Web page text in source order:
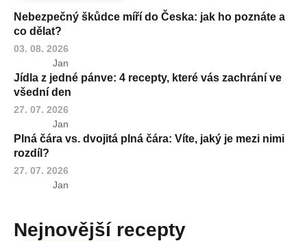
Nebezpečný škůdce míří do Česka: jak ho poznáte a
co dělat?
03. 08. 2026
Jan
Jídla z jedné pánve: 4 recepty, které vás zachrání ve
všední den
27. 07. 2026
Jan
Plná čára vs. dvojitá plná čára: Víte, jaký je mezi nimi
rozdíl?
27. 07. 2026
Jan
Nejnovější recepty